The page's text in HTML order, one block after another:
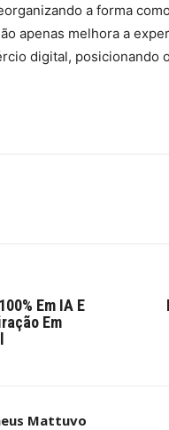
a forma
apenas melhora a
digital, posicionando
Em IA E
Em
Mattuvo